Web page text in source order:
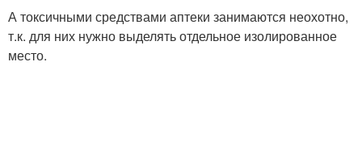
А токсичными средствами аптеки занимаются неохотно,
т.к. для них нужно выделять отдельное изолированное
место.